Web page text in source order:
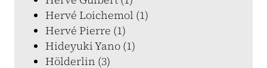
Hervé Loichemol (1)
Hervé Pierre (1)
Hideyuki Yano (1)
Hölderlin (3)